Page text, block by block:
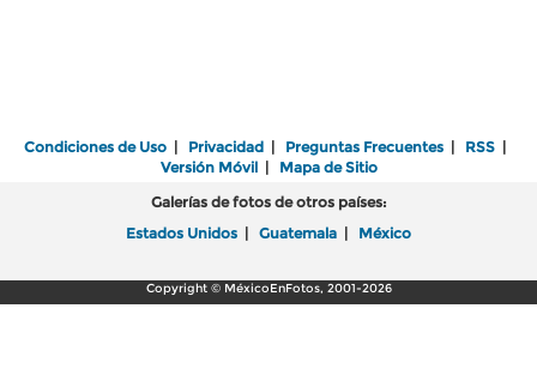
Condiciones de Uso | Privacidad | Preguntas Frecuentes | RSS |
Versión Móvil| Mapa de Sitio
Galerías de fotos de otros países:
Estados Unidos | Guatemala | México
Copyright © MéxicoEnFotos, 2001-2026